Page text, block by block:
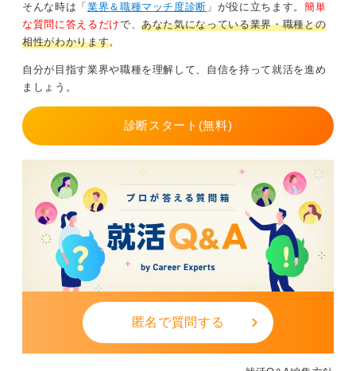
一般企業との併願は注意！ キャリアの一貫性を示そ
う！
一般企業と併願をするのは、一般企業の選考ピーク（3月
～6月）と、STの実習や病院見学の時期が重なってしま
った場合、スケジュール管理が破綻するリスクが高いで
策がおろそかになる可能性もあります。 どっちかずにな
り、本命の病院対策が不十分にならないように、十分に
気をつけましょう。
特に一般企業での就職も考えている場合は、本命となる
病院側から、あなたのキャリアの一貫性について疑問符
が付きやすくなります。面接でその点の質問を受けた場
合に備え十分に回答を用意しておきましょう。
そんな時は「 業界＆職種マッチ度診断 」が役に立ちます。 簡単
な質問に答えるだけで、あなた気になっている業界・職種との
相性がわかります。
自分が目指す業界や職種を理解して、自信を持って就活を進め
ましょう。
診断スタート(無料)
匿名で質問する